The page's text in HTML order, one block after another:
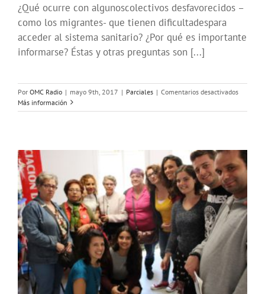
¿Qué ocurre con algunoscolectivos desfavorecidos –
como los migrantes- que tienen dificultadespara
acceder al sistema sanitario? ¿Por qué es importante
informarse? Éstas y otras preguntas son [...]
Por OMC Radio | mayo 9th, 2017 | Parciales | Comentarios desactivadosen
Sanitaria,
(Médicos
del
Mundo)
Más información